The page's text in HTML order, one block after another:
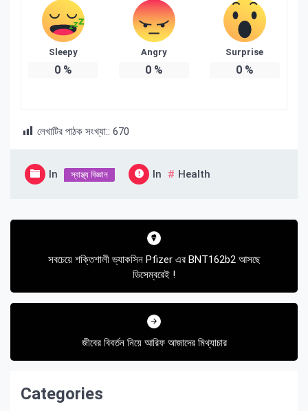
Sleepy
0%
Angry
0%
Surprise
0%
লেখাটির পাঠক সংখ্যা:: 670
In স্বাস্থ্য বিজ্ঞান In Health
Post
সবচেয়ে শক্তিশালী ভ্যাকসিন Pfizer এর BNT162b2 আসছে
ডিসেম্বরেই !
জীবের বিবর্তন নিয়ে আরিফ আজাদের মিথ্যাচার
Categories